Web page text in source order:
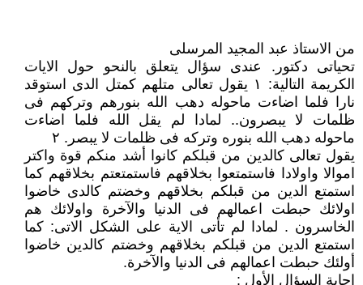
من الاستاذ عبد المجيد المرسلى
تحياتى دكتور. عندى سؤال يتعلق بالنحو حول الايات
الكريمة التالية: ١ يقول تعالى متلهم كمتل الدى استوقد
نارا فلما اضاءت ماحوله دهب الله بنورهم وتركهم فى
ظلمات لا يبصرون.. لمادا لم يقل الله فلما اضاءت
ماحوله دهب الله بنوره وتركه فى ظلمات لا يبصر. ٢
يقول تعالى كالدين من قبلكم كانوا أشد منكم قوة واكتر
اموالا واولادا فاستمتعوا بخلاقهم فاستمتعتم بخلاقهم كما
استمتع الدين من قبلكم بخلاقهم وخضتم كالدى خاضوا
اولائك حبطت اعمالهم فى الدنيا والآخرة واولائك هم
الخاسرون . لمادا لم تأتى الاية على الشكل الاتى: كما
استمتع الدين من قبلكم بخلاقهم وخضتم كالدين خاضوا
أولئك حبطت اعمالهم فى الدنيا والآخرة.
إجابة السؤال الأول :